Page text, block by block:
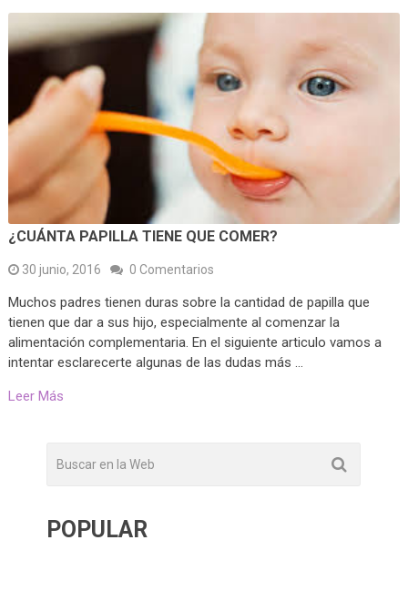
¿CUÁNTA PAPILLA TIENE QUE COMER?
30 junio, 2016 0 Comentarios
Muchos padres tienen duras sobre la cantidad de papilla que
tienen que dar a sus hijo, especialmente al comenzar la
alimentación complementaria. En el siguiente articulo vamos a
intentar esclarecerte algunas de las dudas más …
Leer Más
POPULAR